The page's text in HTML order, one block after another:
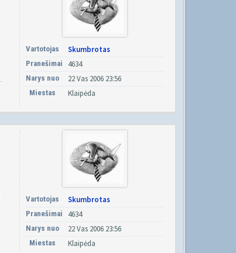
Vartotojas Skumbrotas
Pranešimai 4634
Narys nuo 22 Vas 2006 23:56
Miestas Klaipėda
Vartotojas Skumbrotas
Pranešimai 4634
Narys nuo 22 Vas 2006 23:56
Miestas Klaipėda